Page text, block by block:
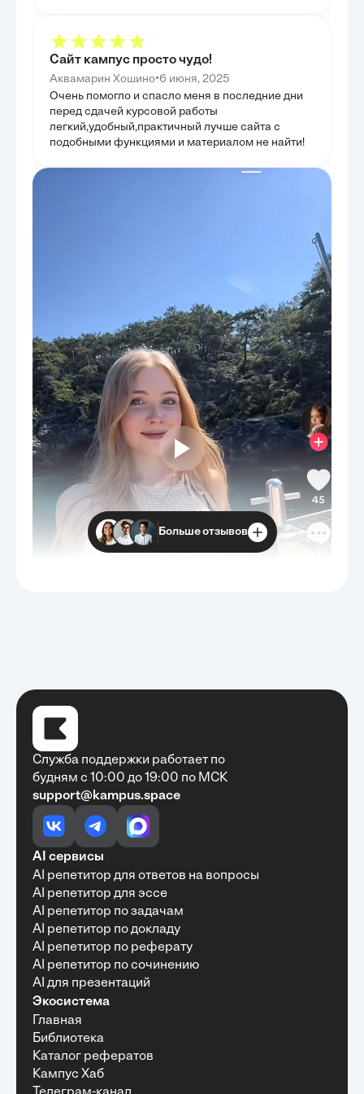
Сайт кампус просто чудо!
Аквамарин Хошино•6 июня, 2025
Очень помогло и спасло меня в последние дни
перед сдачей курсовой работы
легкий,удобный,практичный лучше сайта с
подобными функциями и материалом не найти!
Очень быстро, недорого, качественно,
доступно
Алексей Антонов•27 мая, 2025
Обучение с Кампус Хаб — очень экономит
полезной информации. Рекомендую ...
Рекомендую Кампус АИ всем, кто хочет
учиться эффективно и с комфортом
Марина Щербакова
Пользуюсь сайтом Кампус АИ уже несколько
месяцев и хочу отметить высокий уровень
удобства и информативности. Платформа
отлично подходит как для самостоятельного
обучения, так и для профессионального
Больше отзывов
Служба поддержки работает по
будням с 10:00 до 19:00 по МСК
support@kampus.space
AI сервисы
AI репетитор для ответов на вопросы
AI репетитор для эссе
AI репетитор по задачам
AI репетитор по докладу
AI репетитор по реферату
AI репетитор по сочинению
AI для презентаций
Экосистема
Главная
Библиотека
Каталог рефератов
Кампус Хаб